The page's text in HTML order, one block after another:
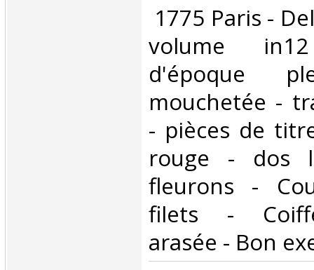
1775 Paris -
volume
d'époque
mouchetée -
- pièces de
rouge - dos
fleurons -
filets -
arasée - Bon